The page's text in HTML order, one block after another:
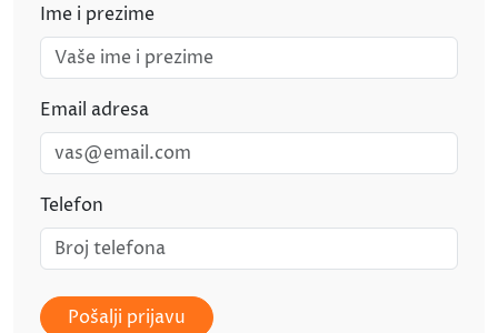
Ime i prezime
Email adresa
Telefon
Pošalji prijavu